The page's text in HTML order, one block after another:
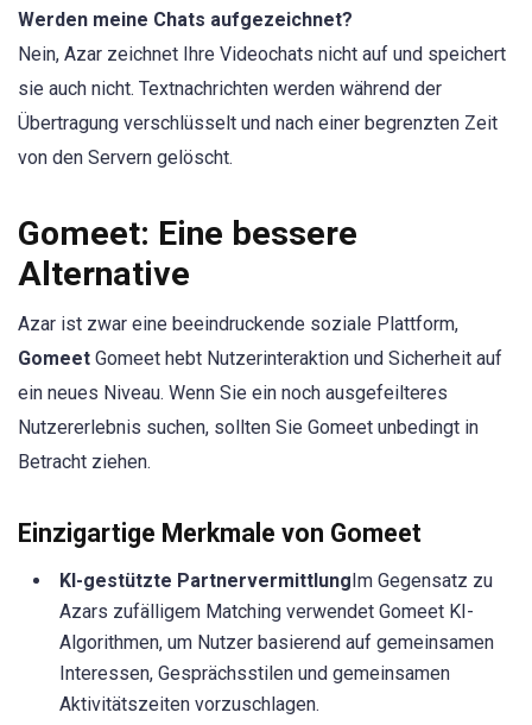
Werden meine Chats aufgezeichnet?
Nein, Azar zeichnet Ihre Videochats nicht auf und speichert
sie auch nicht. Textnachrichten werden während der
Übertragung verschlüsselt und nach einer begrenzten Zeit
von den Servern gelöscht.
Gomeet: Eine bessere
Alternative
Azar ist zwar eine beeindruckende soziale Plattform,
Gomeet Gomeet hebt Nutzerinteraktion und Sicherheit auf
ein neues Niveau. Wenn Sie ein noch ausgefeilteres
Nutzererlebnis suchen, sollten Sie Gomeet unbedingt in
Betracht ziehen.
Einzigartige Merkmale von Gomeet
KI-gestützte PartnervermittlungIm Gegensatz zu
Azars zufälligem Matching verwendet Gomeet KI-
Algorithmen, um Nutzer basierend auf gemeinsamen
Interessen, Gesprächsstilen und gemeinsamen
Aktivitätszeiten vorzuschlagen.